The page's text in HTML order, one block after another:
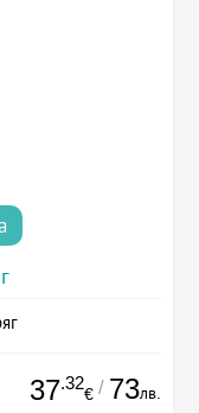
37.32
€ / 73лв.